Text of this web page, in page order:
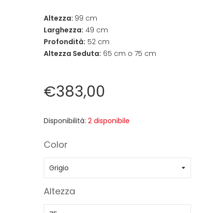
Altezza: 99 cm
Larghezza: 49 cm
Profondità: 52 cm
Altezza Seduta: 65 cm o 75 cm
€383,00
Disponibilità: 2 disponibile
Color
Altezza